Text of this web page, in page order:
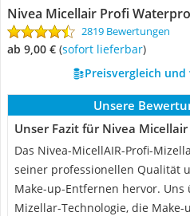
Nivea Micellair Profi
2819 Bewertungen
ab 9,00 € ( Sofort lieferbar)
Preisvergleich
Unsere
Unser Fazit für Nivea
Das Nivea-MicellAIR-Profi-
seiner professionellen Qualität
Make-up-Entfernen hervor.
Mizellar-Technologie, die